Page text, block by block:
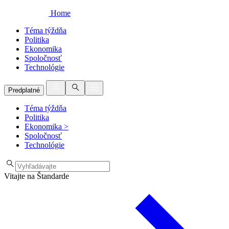
Home
Téma týždňa
Politika
Ekonomika
Spoločnosť
Technológie
Predplatné
Téma týždňa
Politika
Ekonomika >
Spoločnosť
Technológie
Vitajte na Štandarde